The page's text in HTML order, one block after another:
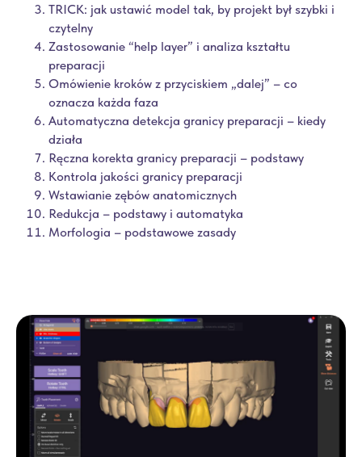
TRICK: jak ustawić model tak, by projekt był szybki i
czytelny
Zastosowanie “help layer” i analiza kształtu
preparacji
Omówienie kroków z przyciskiem „dalej” – co
oznacza każda faza
Automatyczna detekcja granicy preparacji – kiedy
działa
Ręczna korekta granicy preparacji – podstawy
Kontrola jakości granicy preparacji
Wstawianie zębów anatomicznych
Redukcja – podstawy i automatyka
Morfologia – podstawowe zasady